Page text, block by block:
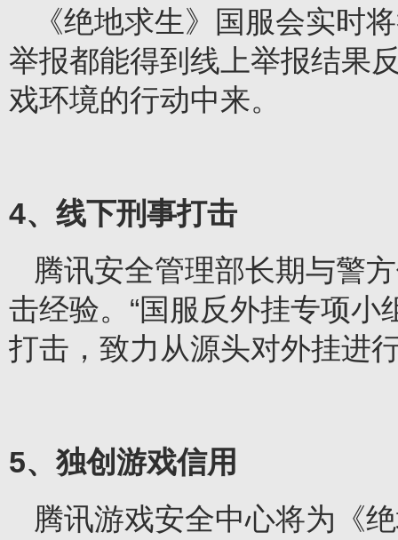
《绝地求生》国服会实时
举报都能得到线上举报结果
戏环境的行动中来。
4、线下刑事打击
腾讯安全管理部长期与警
击经验。“国服反外挂专项
打击，致力从源头对外挂进
5、独创游戏信用
腾讯游戏安全中心将为《